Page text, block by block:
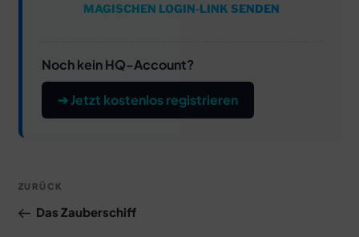
MAGISCHEN LOGIN-LINK SENDEN
Noch kein HQ-Account?
➔ Jetzt kostenlos registrieren
Beitragsnavigation
Vorheriger
Beitrag
ZURÜCK
Das Zauberschiff